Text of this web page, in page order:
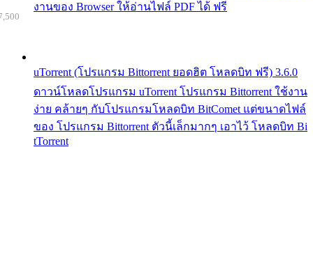
งานของ Browser ให้อ่านไฟล์ PDF ได้ ฟรี
uTorrent (โปรแกรม Bittorrent ยอดฮิต โหลดบิท ฟรี) 3.6.0
ดาวน์โหลดโปรแกรม uTorrent โปรแกรม Bittorrent ใช้งาน
ง่าย คล้ายๆ กับโปรแกรมโหลดบิท BitComet แต่ขนาดไฟล์
ของ โปรแกรม Bittorrent ตัวนี้เล็กมากๆ เอาไว้ โหลดบิท Bi
tTorrent